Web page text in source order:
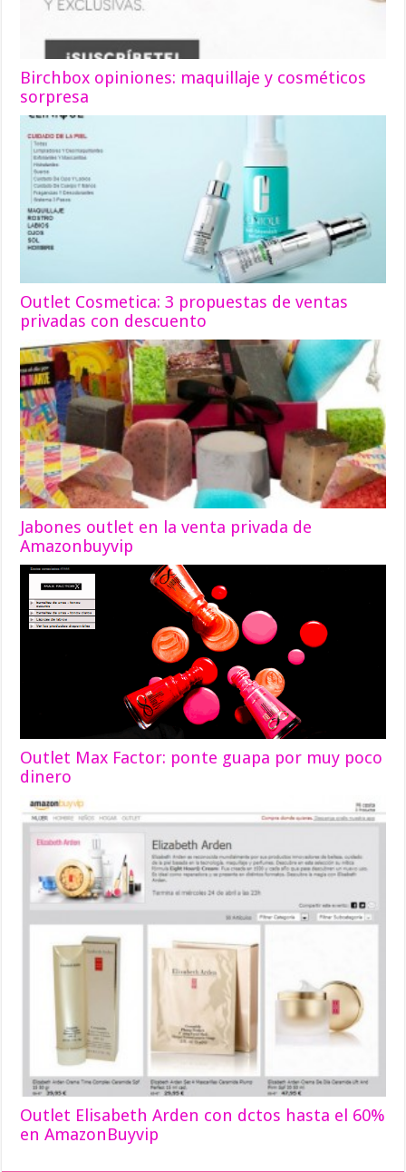
Birchbox opiniones: maquillaje y cosméticos
sorpresa
Outlet Cosmetica: 3 propuestas de ventas
privadas con descuento
Jabones outlet en la venta privada de
Amazonbuyvip
Outlet Max Factor: ponte guapa por muy poco
dinero
Outlet Elisabeth Arden con dctos hasta el 60%
en AmazonBuyvip